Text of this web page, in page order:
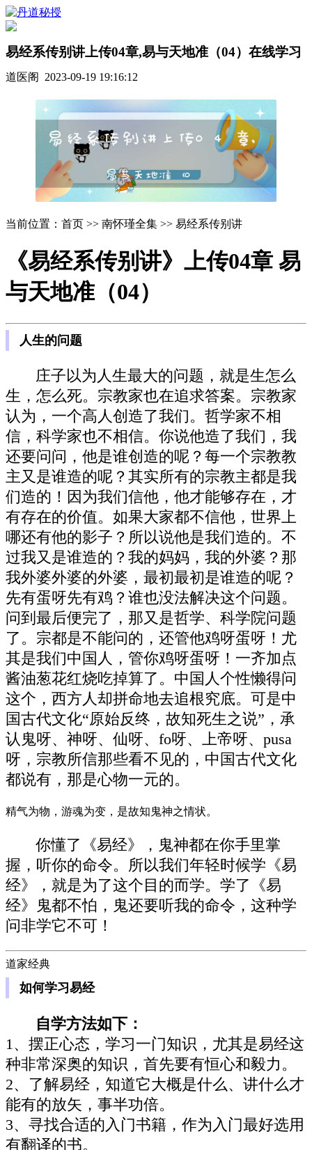
易经系传别讲上传04章,易与天地准（04）在线学习
道医阁 2023-09-19 19:16:12
当前位置：首页 >> 南怀瑾全集 >> 易经系传别讲
《易经系传别讲》上传04章 易
与天地准（04）
人生的问题
庄子以为人生最大的问题，就是生怎么
生，怎么死。宗教家也在追求答案。宗教家
认为，一个高人创造了我们。哲学家不相
信，科学家也不相信。你说他造了我们，我
还要问问，他是谁创造的呢？每一个宗教教
主又是谁造的呢？其实所有的宗教主都是我
们造的！因为我们信他，他才能够存在，才
有存在的价值。如果大家都不信他，世界上
哪还有他的影子？所以说他是我们造的。不
过我又是谁造的？我的妈妈，我的外婆？那
我外婆外婆的外婆，最初最初是谁造的呢？
先有蛋呀先有鸡？谁也没法解决这个问题。
问到最后便完了，那又是哲学、科学院问题
了。宗都是不能问的，还管他鸡呀蛋呀！尤
其是我们中国人，管你鸡呀蛋呀！一齐加点
酱油葱花红烧吃掉算了。中国人个性懒得问
这个，西方人却拼命地去追根究底。可是中
国古代文化“原始反终，故知死生之说”，承
认鬼呀、神呀、仙呀、fo呀、上帝呀、pusa
呀，宗教所信那些看不见的，中国古代文化
都说有，那是心物一元的。
精气为物，游魂为变，是故知鬼神之情状。
你懂了《易经》，鬼神都在你手里掌
握，听你的命令。所以我们年轻时候学《易
经》，就是为了这个目的而学。学了《易
经》鬼都不怕，鬼还要听我的命令，这种学
问非学它不可！
道家经典
如何学习易经
自学方法如下：
1、摆正心态，学习一门知识，尤其是易经这
种非常深奥的知识，首先要有恒心和毅力。
2、了解易经，知道它大概是什么、讲什么才
能有的放矢，事半功倍。
3、寻找合适的入门书籍，作为入门最好选用
有翻译的书。